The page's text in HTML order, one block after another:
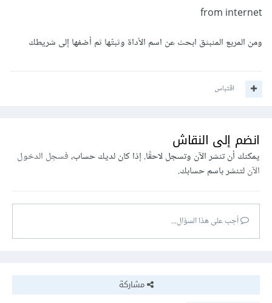
from internet
ومن المربع المنبثق ابحث عن اسم الأداة وثبتّها ثم أضفها إلى شريطك
اقتباس
انضم إلى النقاش
يمكنك أن تنشر الآن وتسجل لاحقًا. إذا كان لديك حساب،فسجل الدخول
الآنلتنشر باسم حسابك.
أجب على هذا السؤال...
مشاركة